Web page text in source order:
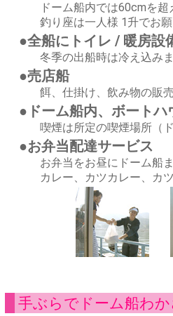
ドーム船内では60cmを超
釣り座は一人様 1升でお願
●全船にトイレ / 暖房設
冬季の出船時は冷え込み
●売店船
餌、仕掛け、飲み物の販
●ドーム船内、ボートハ
喫煙は所定の喫煙場所（
●お弁当配達サービス
お弁当をお昼にドーム船
カレー、カツカレー、カ
手ぶらでドーム船わ